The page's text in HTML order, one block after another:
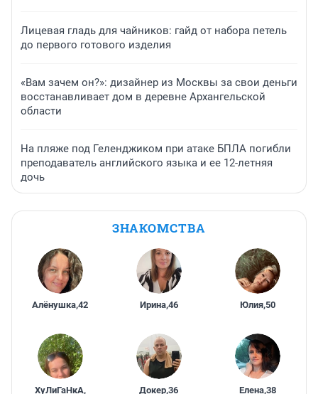
Лицевая гладь для чайников: гайд от набора петель
до первого готового изделия
«Вам зачем он?»: дизайнер из Москвы за свои деньги
восстанавливает дом в деревне Архангельской
области
На пляже под Геленджиком при атаке БПЛА погибли
преподаватель английского языка и ее 12-летняя
дочь
ЗНАКОМСТВА
Алёнушка,42 Ирина,46 Юлия,50
ХуЛиГаНкА, Докер,36 Елена,38